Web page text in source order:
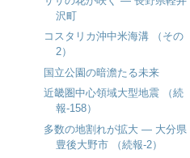
沢町
コスタリカ沖中米海溝 （その
2）
国立公園の暗澹たる未来
近畿圏中心領域大型地震 （続
報-158）
多数の地割れが拡大 ― 大分県
豊後大野市 （続報-2）